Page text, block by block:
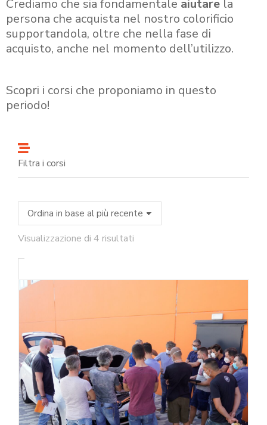
Crediamo che sia fondamentale aiutare la
persona che acquista nel nostro colorificio
supportandola, oltre che nella fase di
acquisto, anche nel momento dell’utilizzo.
Scopri i corsi che proponiamo in questo
periodo!
Filtra i corsi
Visualizzazione di 4 risultati